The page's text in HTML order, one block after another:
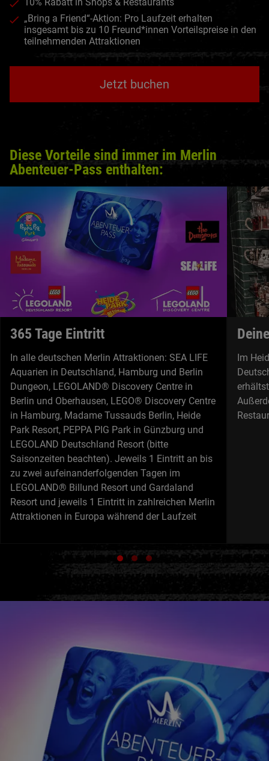
„Bring a Friend“-Aktion: Pro Laufzeit erhalten
insgesamt bis zu 10 Freund*innen Vorteilspreise in den
teilnehmenden Attraktionen
Jetzt buchen
Diese Vorteile sind immer im Merlin
Abenteuer-Pass enthalten:
365 Tage Eintritt
In alle deutschen Merlin Attraktionen: SEA LIFE
Aquarien in Deutschland, Hamburg und Berlin
Dungeon, LEGOLAND® Discovery Centre in
Berlin und Oberhausen, LEGO® Discovery Centre
in Hamburg, Madame Tussauds Berlin, Heide
Park Resort, PEPPA PIG Park in Günzburg und
LEGOLAND Deutschland Resort (bitte
Saisonzeiten beachten). Jeweils 1 Eintritt an bis
zu zwei aufeinanderfolgenden Tagen im
LEGOLAND® Billund Resort und Gardaland
Resort und jeweils 1 Eintritt in zahlreichen Merlin
Attraktionen in Europa während der Laufzeit
Im